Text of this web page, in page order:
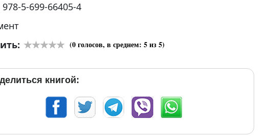
978-5-699-66405-4
(0голосов, в среднем: 5из 5)
книгой: